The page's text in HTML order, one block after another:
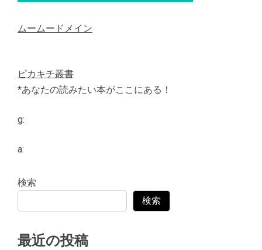
ムームードメイン
ピカキチ叢書
*あなたの読みたい本がここにある！
g:
a:
検索
検索
最近の投稿